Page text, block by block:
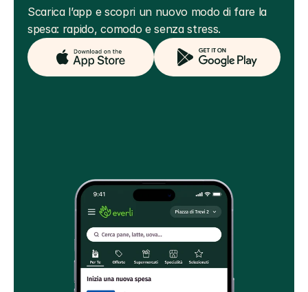
Scarica l’app e scopri un nuovo modo di fare la
spesa: rapido, comodo e senza stress.